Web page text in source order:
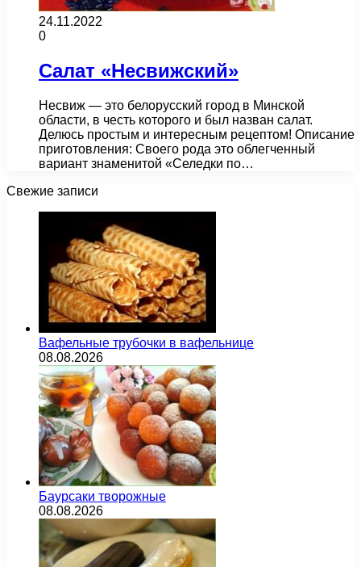
24.11.2022
0
Салат «Несвижский»
Несвиж — это белорусский город в Минской
области, в честь которого и был назван салат.
Делюсь простым и интересным рецептом! Описание
приготовления: Своего рода это облегченный
вариант знаменитой «Селедки по…
Свежие записи
Вафельные трубочки в вафельнице
08.08.2026
Баурсаки творожные
08.08.2026